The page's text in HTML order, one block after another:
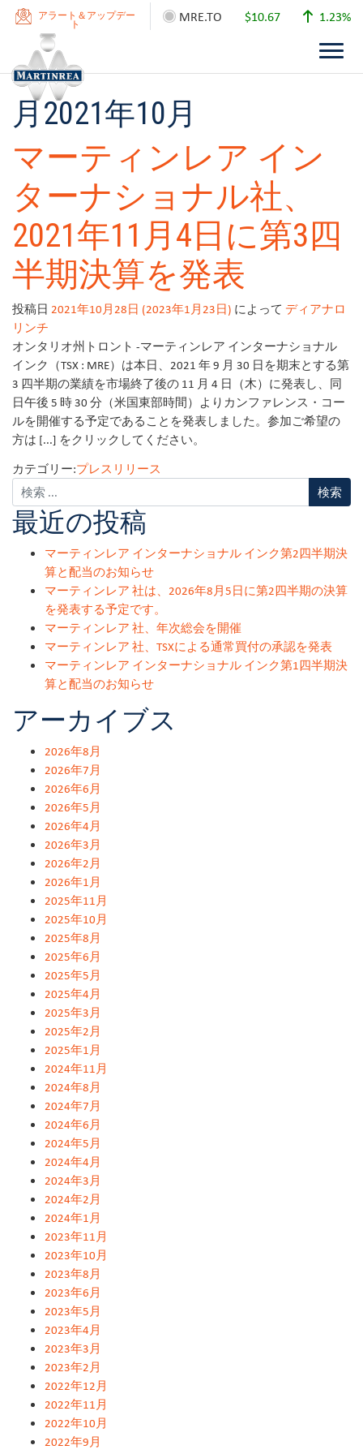
MRE.TO $10.67 1.23%
アラート＆アップデー
ト
月2021年10月
マーティンレア イン
ターナショナル社、
2021年11月4日に第3四
半期決算を発表
投稿日 2021年10月28日 (2023年1月23日) によって ディアナロ
リンチ
オンタリオ州トロント -マーティンレア インターナショナル
インク（TSX : MRE）は本日、2021 年 9 月 30 日を期末とする第
3 四半期の業績を市場終了後の 11 月 4 日（木）に発表し、同
日午後 5 時 30 分（米国東部時間）よりカンファレンス・コー
ルを開催する予定であることを発表しました。参加ご希望の
方は [...] をクリックしてください。
カテゴリー:プレスリリース
最近の投稿
マーティンレア インターナショナル インク第2四半期決
算と配当のお知らせ
マーティンレア 社は、2026年8月5日に第2四半期の決算
を発表する予定です。
マーティンレア 社、年次総会を開催
マーティンレア 社、TSXによる通常買付の承認を発表
マーティンレア インターナショナル インク第1四半期決
算と配当のお知らせ
アーカイブス
2026年8月
2026年7月
2026年6月
2026年5月
2026年4月
2026年3月
2026年2月
2026年1月
2025年11月
2025年10月
2025年8月
2025年6月
2025年5月
2025年4月
2025年3月
2025年2月
2025年1月
2024年11月
2024年8月
2024年7月
2024年6月
2024年5月
2024年4月
2024年3月
2024年2月
2024年1月
2023年11月
2023年10月
2023年8月
2023年6月
2023年5月
2023年4月
2023年3月
2023年2月
2022年12月
2022年11月
2022年10月
2022年9月